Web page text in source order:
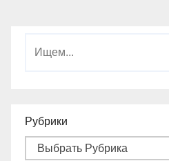
Поиск
Рубрики